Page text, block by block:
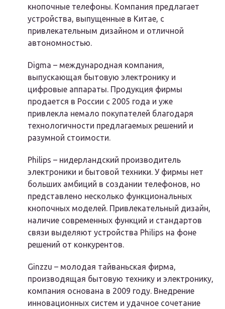
кнопочные телефоны. Компания предлагает
устройства, выпущенные в Китае, с
привлекательным дизайном и отличной
автономностью.
Digma – международная компания,
выпускающая бытовую электронику и
цифровые аппараты. Продукция фирмы
продается в России с 2005 года и уже
привлекла немало покупателей благодаря
технологичности предлагаемых решений и
разумной стоимости.
Philips – нидерландский производитель
электроники и бытовой техники. У фирмы нет
больших амбиций в создании телефонов, но
представлено несколько функциональных
кнопочных моделей. Привлекательный дизайн,
наличие современных функций и стандартов
связи выделяют устройства Philips на фоне
решений от конкурентов.
Ginzzu – молодая тайваньская фирма,
производящая бытовую технику и электронику,
компания основана в 2009 году. Внедрение
инновационных систем и удачное сочетание